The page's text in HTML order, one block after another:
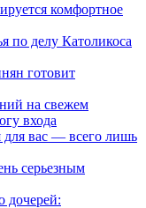
комфортное
по делу Католикоса
готовит
на свежем
входа
для вас — всего лишь
серьезным
дочерей: